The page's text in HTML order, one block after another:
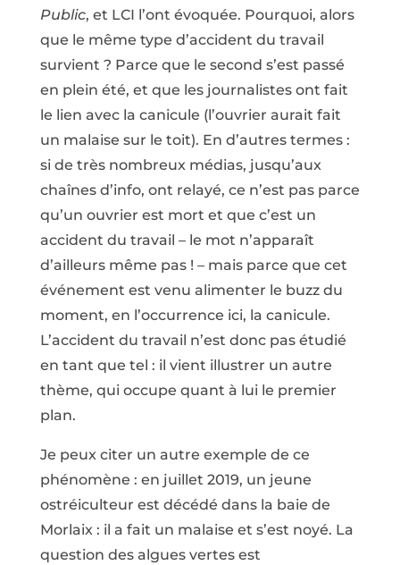
Public, et LCI l’ont évoquée. Pourquoi, alors
que le même type d’accident du travail
survient ? Parce que le second s’est passé
en plein été, et que les journalistes ont fait
le lien avec la canicule (l’ouvrier aurait fait
un malaise sur le toit). En d’autres termes :
si de très nombreux médias, jusqu’aux
chaînes d’info, ont relayé, ce n’est pas parce
qu’un ouvrier est mort et que c’est un
accident du travail – le mot n’apparaît
d’ailleurs même pas ! – mais parce que cet
événement est venu alimenter le buzz du
moment, en l’occurrence ici, la canicule.
L’accident du travail n’est donc pas étudié
en tant que tel : il vient illustrer un autre
thème, qui occupe quant à lui le premier
plan.
Je peux citer un autre exemple de ce
phénomène : en juillet 2019, un jeune
ostréiculteur est décédé dans la baie de
Morlaix : il a fait un malaise et s’est noyé. La
question des algues vertes est